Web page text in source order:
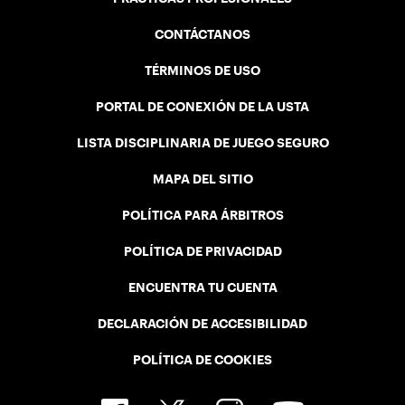
CONTÁCTANOS
TÉRMINOS DE USO
PORTAL DE CONEXIÓN DE LA USTA
LISTA DISCIPLINARIA DE JUEGO SEGURO
MAPA DEL SITIO
POLÍTICA PARA ÁRBITROS
POLÍTICA DE PRIVACIDAD
ENCUENTRA TU CUENTA
DECLARACIÓN DE ACCESIBILIDAD
POLÍTICA DE COOKIES